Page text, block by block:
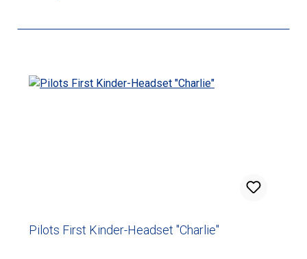
Pilots First Kinder-Headset "Charlie"